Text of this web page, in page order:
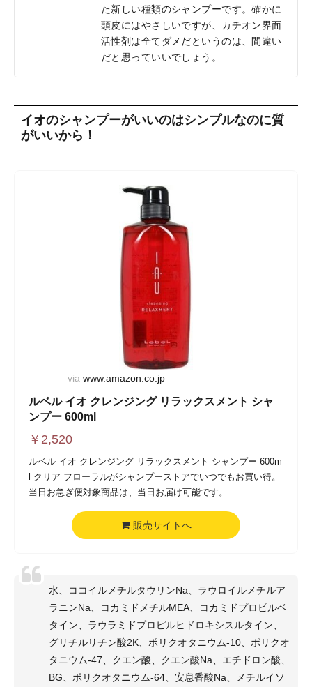
た新しい種類のシャンプーです。確かに
頭皮にはやさしいですが、カチオン界面
活性剤は全てダメだというのは、間違い
だと思っていいでしょう。
イオのシャンプーがいいのはシンプルなのに質
がいいから！
via www.amazon.co.jp
ルベル イオ クレンジング リラックスメント シャ
ンプー 600ml
￥ 2,520
ルベル イオ クレンジング リラックスメント シャンプー 600m
l クリア フローラルがシャンプーストアでいつでもお買い得。
当日お急ぎ便対象商品は、当日お届け可能です。
販売サイトへ
水、ココイルメチルタウリンNa、ラウロイルメチルア
ラニンNa、コカミドメチルMEA、コカミドプロピルベ
タイン、ラウラミドプロピルヒドロキシスルタイン、
グリチルリチン酸2K、ポリクオタニウム-10、ポリクオ
タニウム-47、クエン酸、クエン酸Na、エチドロン酸、
BG、ポリクオタニウム-64、安息香酸Na、メチルイソ